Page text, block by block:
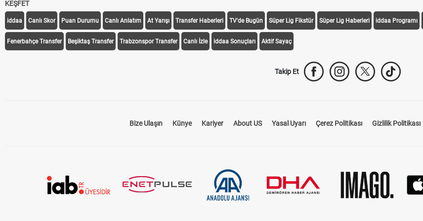
KEŞFET
iddaa Canlı Skor Puan Durumu Canlı Anlatım At Yarışı Transfer Haberleri TV'de Bugün Süper Lig Fikstür Süper Lig Haberleri iddaa Programı
Fenerbahçe Transfer Beşiktaş Transfer Trabzonspor Transfer Canlı İzle iddaa Sonuçları Aktif Sayaç
Takip Et
Bize Ulaşın Künye Kariyer About US Yasal Uyarı Çerez Politikası Gizlilik Politikası